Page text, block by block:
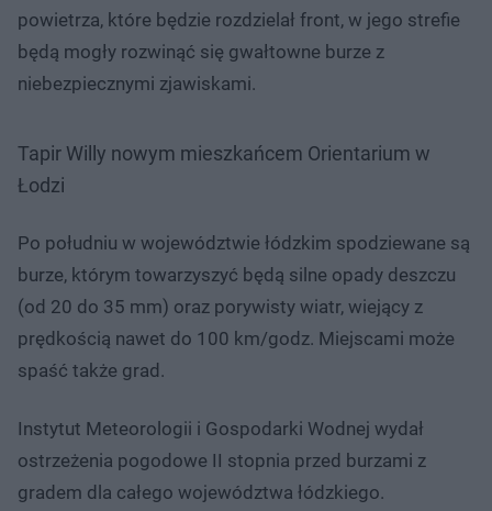
powietrza, które będzie rozdzielał front, w jego strefie
będą mogły rozwinąć się gwałtowne burze z
niebezpiecznymi zjawiskami.
Tapir Willy nowym mieszkańcem Orientarium w
Łodzi
Po południu w województwie łódzkim spodziewane są
burze, którym towarzyszyć będą silne opady deszczu
(od 20 do 35 mm) oraz porywisty wiatr, wiejący z
prędkością nawet do 100 km/godz. Miejscami może
spaść także grad.
Instytut Meteorologii i Gospodarki Wodnej wydał
ostrzeżenia pogodowe II stopnia przed burzami z
gradem dla całego województwa łódzkiego.